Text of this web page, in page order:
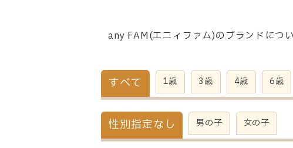
any FAM(エニィファム)のブランドにつ
すべて 1歳 3歳 4歳 6歳
性別指定なし 男の子 女の子